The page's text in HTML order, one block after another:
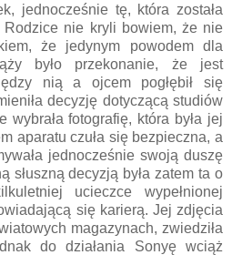
jednocześnie tę, która została
Rodzice nie kryli bowiem, że nie
że jedynym powodem dla
było przekonanie, że jest
nią a ojcem pogłębił się
decyzję dotyczącą studiów
wybrała fotografię, która była jej
aparatu czuła się bezpieczna, a
jednocześnie swoją duszę
słuszną decyzją była zatem ta o
ucieczce wypełnionej
się karierą. Jej zdjęcia
magazynach, zwiedziła
do działania Sonyę wciąż